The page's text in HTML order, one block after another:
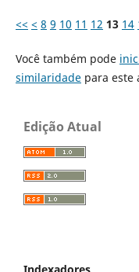
<< < 8 9 10 11 12 13 14
Você também pode
similaridadepara este
Edição Atual